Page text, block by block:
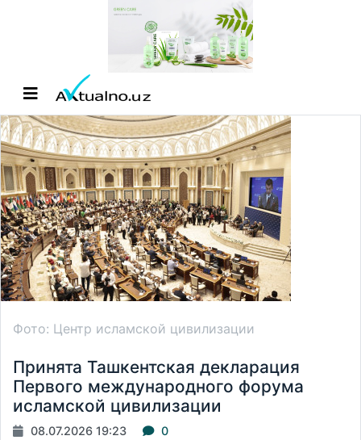
Фото: Центр исламской цивилизации
Принята Ташкентская декларация
Первого международного форума
исламской цивилизации
08.07.2026 19:23 0